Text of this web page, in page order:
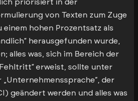
priorisiert in der
von Texten zum Zuge
einem hohen Prozentsatz als
herausgefunden wurde,
alles was, sich im Bereich der
erweist, sollte unter
der
geändert werden und alles was